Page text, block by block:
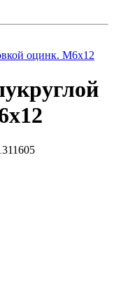
оцинк. М6х12